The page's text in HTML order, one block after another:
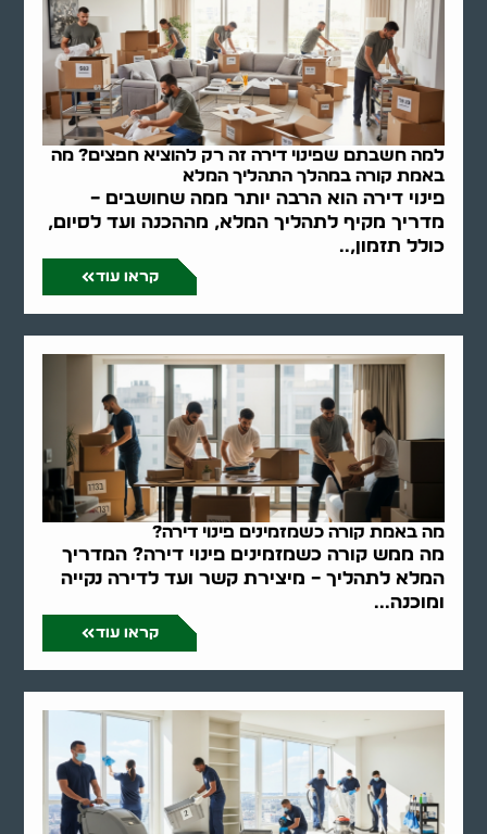
למה חשבתם שפינוי דירה זה רק להוציא חפצים? מה
באמת קורה במהלך התהליך המלא
פינוי דירה הוא הרבה יותר ממה שחושבים –
מדריך מקיף לתהליך המלא, מההכנה ועד לסיום,
כולל תזמון,..
קראו עוד
מה באמת קורה כשמזמינים פינוי דירה?
מה ממש קורה כשמזמינים פינוי דירה? המדריך
המלא לתהליך – מיצירת קשר ועד לדירה נקייה
ומוכנה...
קראו עוד